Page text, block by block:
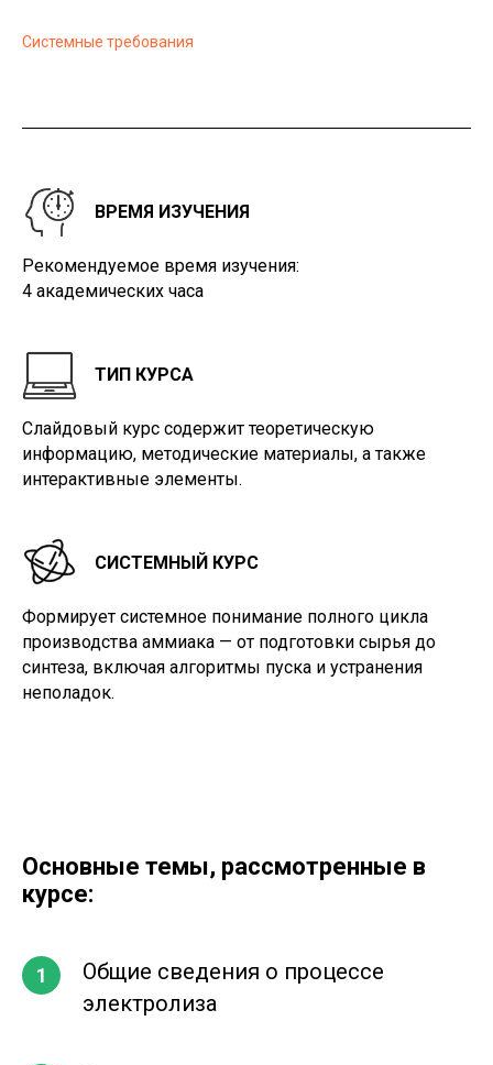
Системные требования
ВРЕМЯ ИЗУЧЕНИЯ
Рекомендуемое время изучения:
4 академических часа
ТИП КУРСА
Слайдовый курс содержит теоретическую
информацию, методические материалы, а также
интерактивные элементы.
СИСТЕМНЫЙ КУРС
Формирует системное понимание полного цикла
производства аммиака — от подготовки сырья до
синтеза, включая алгоритмы пуска и устранения
неполадок.
Основные темы, рассмотренные в
курсе:
Общие сведения о процессе
электролиза